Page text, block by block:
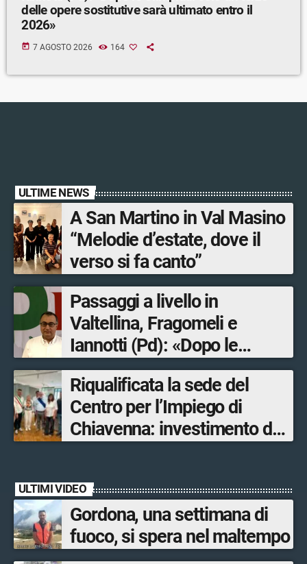
delle opere sostitutive sarà ultimato entro il
2026»
today 7 AGOSTO 2026 164
ULTIME NEWS
A San Martino in Val Masino
“Melodie d’estate, dove il
verso si fa canto”
Passaggi a livello in
Valtellina, Fragomeli e
Iannotti (Pd): «Dopo le
Olimpiadi solo un terzo delle
opere sostitutive sarà
ultimato entro il 2026»
Riqualificata la sede del
Centro per l’Impiego di
Chiavenna: investimento da
ULTIMI VIDEO
Gordona, una settimana di
fuoco, si spera nel maltempo